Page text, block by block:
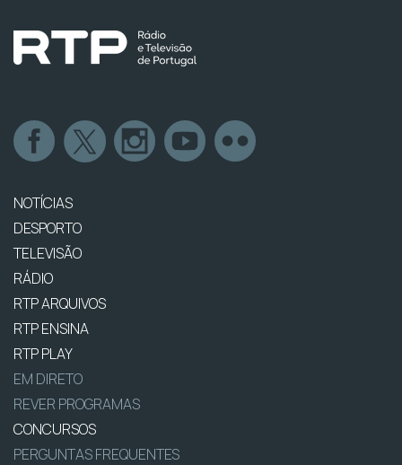
NOTÍCIAS
DESPORTO
TELEVISÃO
RÁDIO
RTP ARQUIVOS
RTP ENSINA
RTP PLAY
EM DIRETO
REVER PROGRAMAS
CONCURSOS
PERGUNTAS FREQUENTES